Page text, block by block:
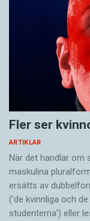
Fler ser
ARTIKLAR
När det handlar om
maskulina
ersätts av
(’de kvinnliga och
studenterna’) eller